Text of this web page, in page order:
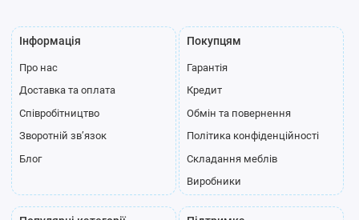
Інформація
Про нас
Доставка та оплата
Співробітництво
Зворотній зв’язок
Блог
Покупцям
Гарантія
Кредит
Обмін та повернення
Політика конфіденційності
Складання меблів
Виробники